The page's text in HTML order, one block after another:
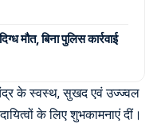
मौत, बिना पुलिस कार्रवाई
के स्वस्थ, सुखद एवं उज्ज्वल
के लिए शुभकामनाएं दीं।